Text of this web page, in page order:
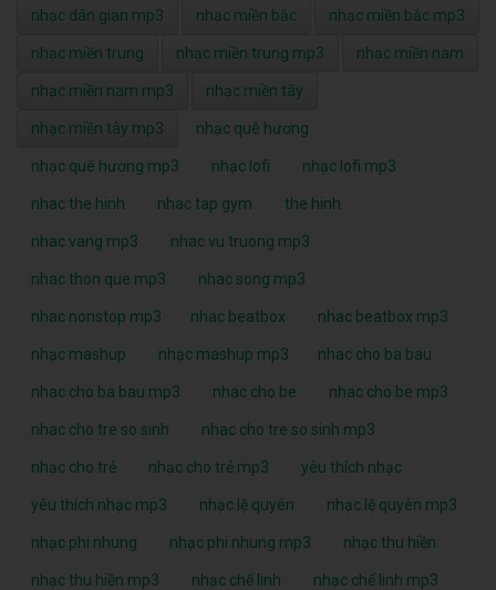
nhạc dân gian mp3 nhạc miền bắc nhạc miền bắc mp3
nhạc miền trung nhạc miền trung mp3 nhạc miền nam
nhạc miền nam mp3 nhạc miền tây
nhạc miền tây mp3 nhạc quê hương
nhạc quê hương mp3 nhạc lofi nhạc lofi mp3
nhac the hinh nhac tap gym the hinh
nhac vang mp3 nhac vu truong mp3
nhac thon que mp3 nhac song mp3
nhac nonstop mp3 nhac beatbox nhac beatbox mp3
nhạc mashup nhạc mashup mp3 nhac cho ba bau
nhac cho ba bau mp3 nhac cho be nhac cho be mp3
nhac cho tre so sinh nhac cho tre so sinh mp3
nhạc cho trẻ nhạc cho trẻ mp3 yêu thích nhạc
yêu thích nhạc mp3 nhạc lệ quyên nhạc lệ quyên mp3
nhạc phi nhung nhạc phi nhung mp3 nhạc thu hiền
nhạc thu hiền mp3 nhạc chế linh nhạc chế linh mp3